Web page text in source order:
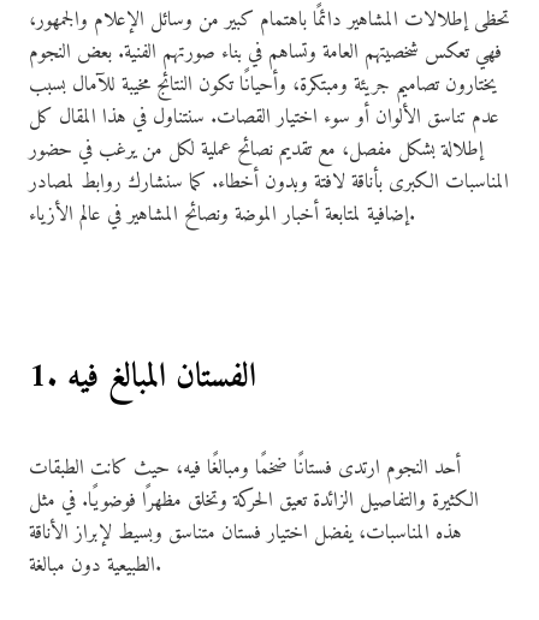
تحظى إطلالات المشاهير دائمًا باهتمام كبير من وسائل الإعلام والجمهور،
فهي تعكس شخصيتهم العامة وتساهم في بناء صورتهم الفنية. بعض النجوم
يختارون تصاميم جريئة ومبتكرة، وأحيانًا تكون النتائج مخيبة للآمال بسبب
عدم تناسق الألوان أو سوء اختيار القصات. سنتناول في هذا المقال كل
إطلالة بشكل مفصل، مع تقديم نصائح عملية لكل من يرغب في حضور
المناسبات الكبرى بأناقة لافتة وبدون أخطاء. كما سنشارك روابط لمصادر
إضافية لمتابعة أخبار الموضة ونصائح المشاهير في عالم الأزياء.
1. الفستان المبالغ فيه
أحد النجوم ارتدى فستانًا ضخمًا ومبالغًا فيه، حيث كانت الطبقات
الكثيرة والتفاصيل الزائدة تعيق الحركة وتخلق مظهرًا فوضويًا. في مثل
هذه المناسبات، يفضل اختيار فستان متناسق وبسيط لإبراز الأناقة
الطبيعية دون مبالغة.